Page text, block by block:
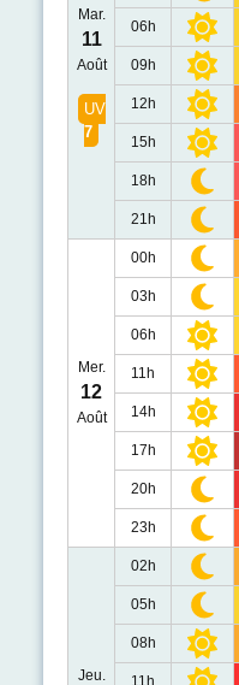
Mar.
11
Août
UV
7
06h
09h
12h
15h
18h
21h
Mer.
12
Août
00h
03h
06h
11h
14h
17h
20h
23h
Jeu.
02h
05h
08h
11h